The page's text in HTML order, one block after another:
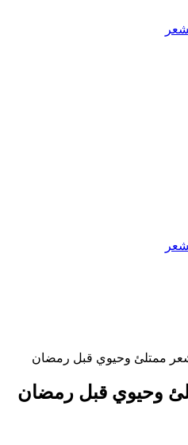
ممتلئ وحيوي قبل رمضان
وحيوي قبل رمضان